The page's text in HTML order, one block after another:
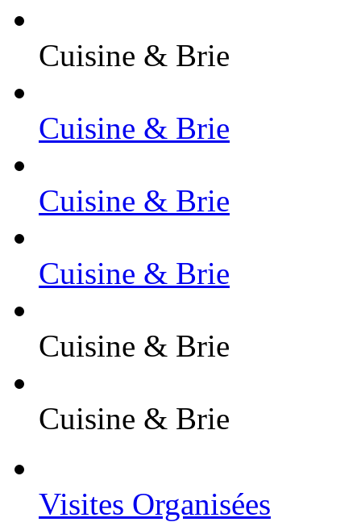
Cuisine & Brie
Cuisine & Brie
Cuisine & Brie
Cuisine & Brie
Cuisine & Brie
Cuisine & Brie
Visites Organisées